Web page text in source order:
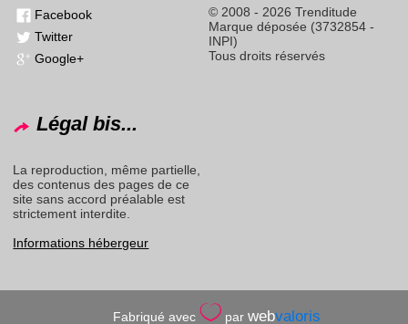
Facebook
Twitter
Google+
© 2008 - 2026 Trenditude
Marque déposée (3732854 -
INPI)
Tous droits réservés
Légal bis...
La reproduction, même partielle,
des contenus des pages de ce
site sans accord préalable est
strictement interdite.
Informations hébergeur
Fabriqué avec parwebvaloris